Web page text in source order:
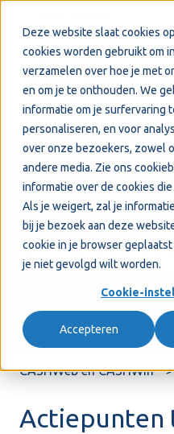
Deze website slaat cookies
cookies worden gebruikt om
verzamelen over hoe je met
en om je te onthouden. We
informatie om je surfervaring
personaliseren, en voor
over onze bezoekers, zowel
andere media. Zie ons
informatie over de cookies
Als je weigert, zal je
bij je bezoek aan deze
cookie in je browser
je niet gevolgd wilt worden.
Cookie-
Accepteren
Welkom! Hoe
CASHWeb en CASHWin
Actiepunten